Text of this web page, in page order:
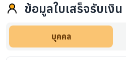
ข้อมูลใบเสร็จรับเงิน
บุคคล